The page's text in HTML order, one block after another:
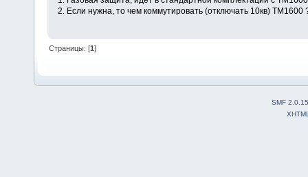
2. Если нужна, то чем коммутировать (отключать 10кв) ТМ1600
Страницы: [1]
SMF 2.0.15